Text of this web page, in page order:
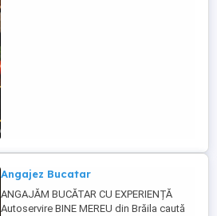
Angajez Bucatar
ANGAJĂM BUCĂTAR CU EXPERIENȚĂ
Autoservire BINE MEREU din Brăila caută